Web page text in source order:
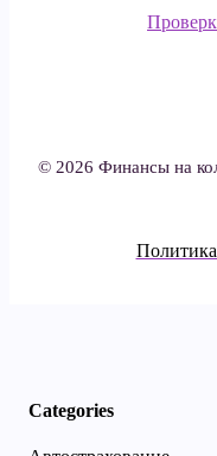
© 2026 Финансы на
Categories